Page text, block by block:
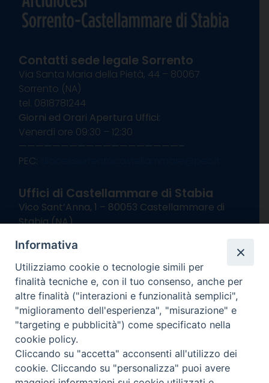
Contatti sede legale Sorrento
Via Santa Maria della Pietà, 44 – 80067
Sorrento (NA)
tel. 0818781244
Giorni ed Orari Apertura Uffici:
Venerdì ore 09:30 – 12:30
———————————————————–
PEC:
Uffici di Castellammare di Stabia
Vico Sant’Anna, 1 – 80053 Castellammare di
Stabia (NA)
Giorni ed Orari Apertura Uffici:
Lunedì e Mercoledì ore 09:00 – 13:00
Uffici Matrimoni:
Lunedì e Mercoledì ore 09:30 – 12:30
seguici su
Channel
Informativa Privacy
Informativa
Utilizziamo cookie o tecnologie simili per
finalità tecniche e, con il tuo consenso, anche per
altre finalità ("interazioni e funzionalità semplici",
"miglioramento dell'esperienza", "misurazione" e
"targeting e pubblicità") come specificato nella
cookie policy.
Cliccando su "accetta" acconsenti all'utilizzo dei
cookie. Cliccando su "personalizza" puoi avere